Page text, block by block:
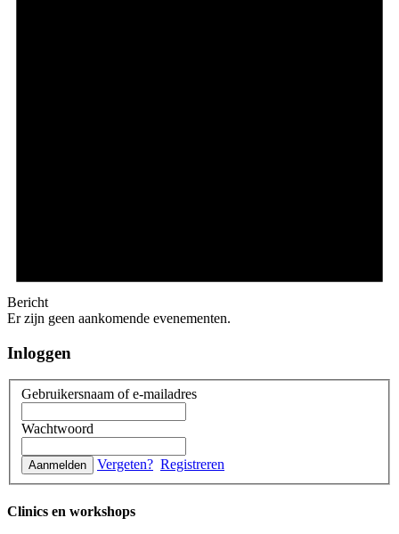
Bericht
Er zijn geen aankomende evenementen.
Inloggen
Gebruikersnaam of e-mailadres
Wachtwoord
Vergeten? Registreren
Clinics en workshops